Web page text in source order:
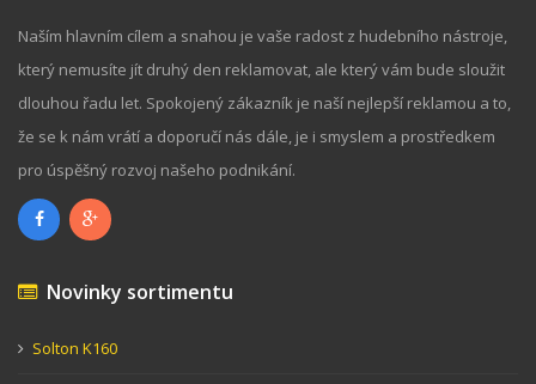
Naším hlavním cílem a snahou je vaše radost z hudebního nástroje,
který nemusíte jít druhý den reklamovat, ale který vám bude sloužit
dlouhou řadu let. Spokojený zákazník je naší nejlepší reklamou a to,
že se k nám vrátí a doporučí nás dále, je i smyslem a prostředkem
pro úspěšný rozvoj našeho podnikání.
Novinky sortimentu
Solton K160